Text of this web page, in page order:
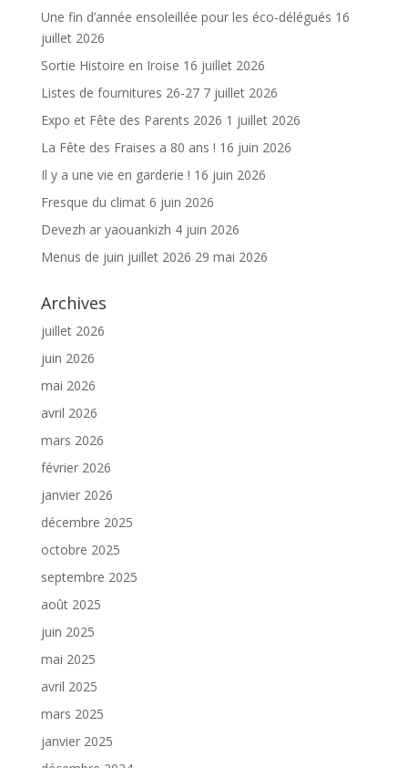
Une fin d’année ensoleillée pour les éco-délégués 16
juillet 2026
Sortie Histoire en Iroise 16 juillet 2026
Listes de fournitures 26-27 7 juillet 2026
Expo et Fête des Parents 2026 1 juillet 2026
La Fête des Fraises a 80 ans ! 16 juin 2026
Il y a une vie en garderie ! 16 juin 2026
Fresque du climat 6 juin 2026
Devezh ar yaouankizh 4 juin 2026
Menus de juin juillet 2026 29 mai 2026
Archives
juillet 2026
juin 2026
mai 2026
avril 2026
mars 2026
février 2026
janvier 2026
décembre 2025
octobre 2025
septembre 2025
août 2025
juin 2025
mai 2025
avril 2025
mars 2025
janvier 2025